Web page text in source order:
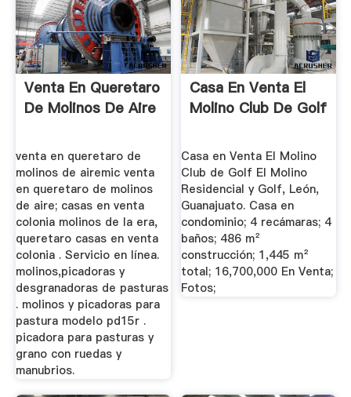
Venta En Queretaro
De Molinos De Aire
venta en queretaro de
molinos de airemic venta
en queretaro de molinos
de aire; casas en venta
colonia molinos de la era,
queretaro casas en venta
colonia . Servicio en línea.
molinos,picadoras y
desgranadoras de pasturas
. molinos y picadoras para
pastura modelo pd15r .
picadora para pasturas y
grano con ruedas y
manubrios.
Casa En Venta El
Molino Club De Golf
Casa en Venta El Molino
Club de Golf El Molino
Residencial y Golf, León,
Guanajuato. Casa en
condominio; 4 recámaras; 4
baños; 486 m²
construcción; 1,445 m²
total; 16,700,000 En Venta;
Fotos;